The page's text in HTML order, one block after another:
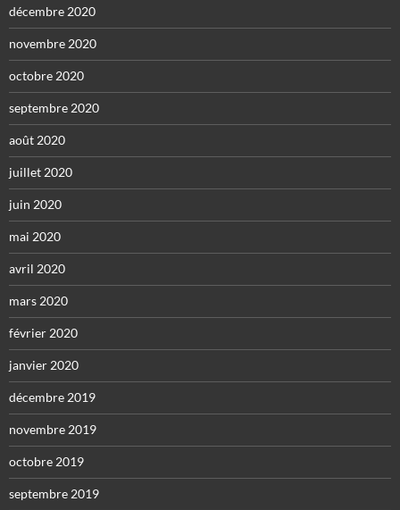
décembre 2020
novembre 2020
octobre 2020
septembre 2020
août 2020
juillet 2020
juin 2020
mai 2020
avril 2020
mars 2020
février 2020
janvier 2020
décembre 2019
novembre 2019
octobre 2019
septembre 2019